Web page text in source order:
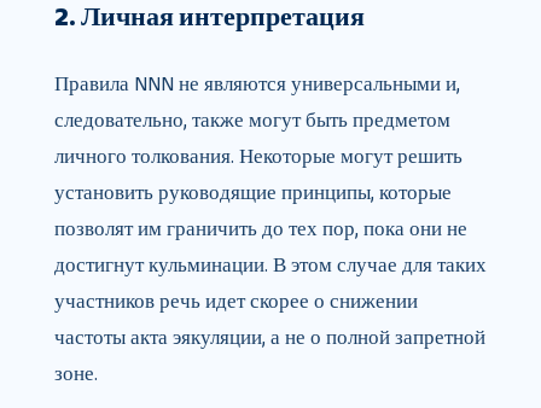
2. Личная интерпретация
Правила NNN не являются универсальными и,
следовательно, также могут быть предметом
личного толкования. Некоторые могут решить
установить руководящие принципы, которые
позволят им граничить до тех пор, пока они не
достигнут кульминации. В этом случае для таких
участников речь идет скорее о снижении
частоты акта эякуляции, а не о полной запретной
зоне.